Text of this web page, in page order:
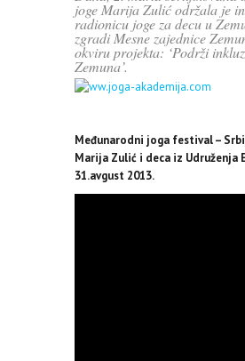
joge Marija Zulić održala je
radionicu joge za decu u
zgradi Mesne zajednice
okviru projekta: ‘Podrži
Zemuna’.
Međunarodni joga festival –
Marija Zulić i deca iz Udruženja
31.avgust 2013.